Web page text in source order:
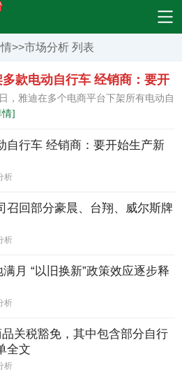
>>市场分析 列表
款电动自行车 经销商：要开
，雅迪在多个电商平台下架所有电动自
情]
自行车 经销商：要开始生产新
析
召回部分豪晨、台翔、威尔斯牌
析
月 “以旧换新”政策效应逐步释
析
关税豁免，其中包含部分自行
全文
析